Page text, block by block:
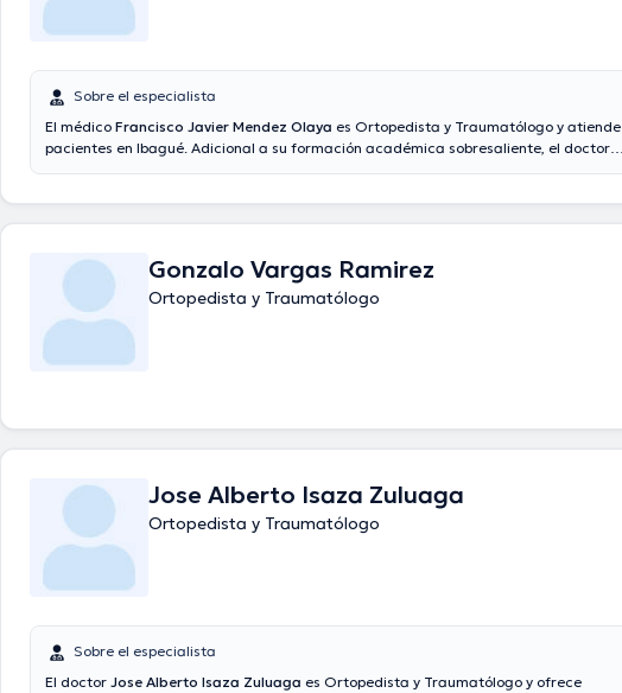
Sobre el especialista
El médico Francisco Javier Mendez Olaya es Ortopedista y Traumatólogo y atiende
pacientes en Ibagué. Adicional a su formación académica sobresaliente, el doctor
formación continua en su ámbito de especialización y ha publicado diferentes
comunicados. Español es el idioma principal que maneja el especialista.
Gonzalo Vargas Ramirez
Ortopedista y Traumatólogo
Jose Alberto Isaza Zuluaga
Ortopedista y Traumatólogo
Sobre el especialista
El doctor Jose Alberto Isaza Zuluaga es Ortopedista y Traumatólogo y ofrece